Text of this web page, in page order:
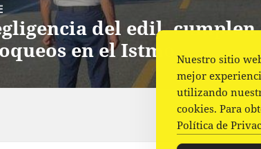
del edil,
en el Istmo
Nuestro sitio
mejor
utilizando
cookies. Para
Política de